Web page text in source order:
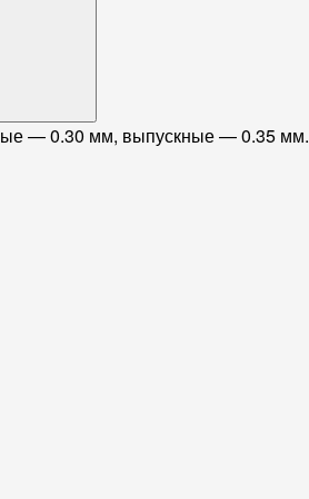
— 0.30 мм, выпускные — 0.35 мм.